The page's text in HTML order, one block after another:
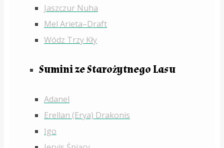
Jaszczur Nuha
Mel Arieta–Draft
Wódz Trzy Kły
Sumini ze Starożytnego Lasu
Adanel
Erellan (Erya) Drakonis
Igo